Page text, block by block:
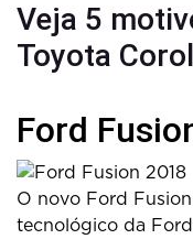
Veja 5
Toyota
Ford
O novo Ford
tecnológico da